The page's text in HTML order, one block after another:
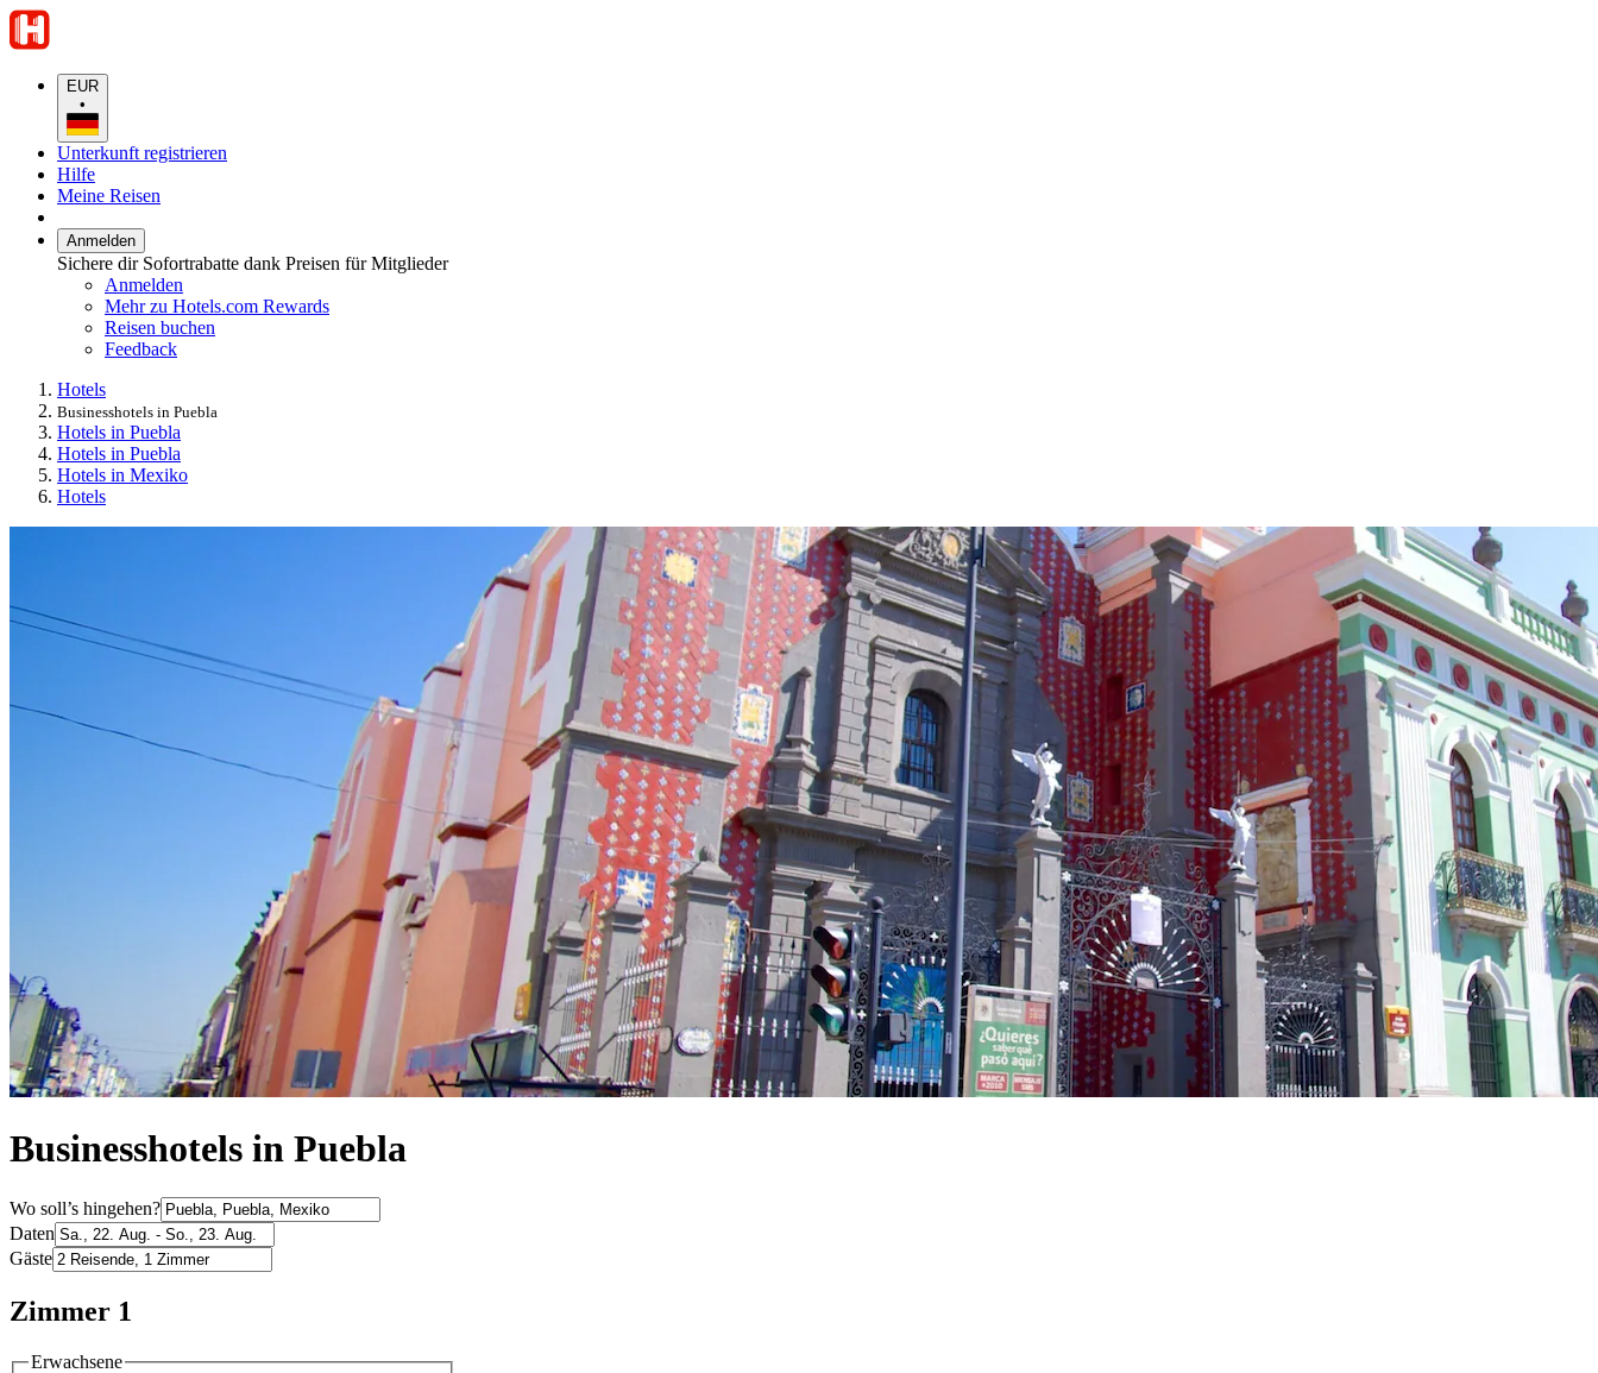
EUR
•
Unterkunft registrieren
Hilfe
Meine Reisen
Anmelden
Sichere dir Sofortrabatte dank Preisen für Mitglieder
Anmelden
Mehr zu Hotels.com Rewards
Reisen buchen
Feedback
Hotels
Businesshotels in Puebla
Hotels in Puebla
Hotels in Puebla
Hotels in Mexiko
Hotels
Businesshotels in Puebla
Wo soll’s hingehen?
Daten
Gäste
Zimmer 1
Erwachsene